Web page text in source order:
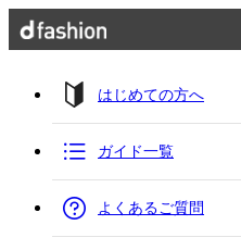
はじめての方へ
ガイド一覧
よくあるご質問